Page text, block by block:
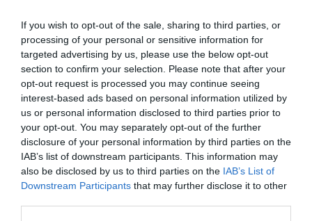
If you wish to opt-out of the sale, sharing to third parties, or
processing of your personal or sensitive information for
targeted advertising by us, please use the below opt-out
section to confirm your selection. Please note that after your
opt-out request is processed you may continue seeing
interest-based ads based on personal information utilized by
us or personal information disclosed to third parties prior to
your opt-out. You may separately opt-out of the further
disclosure of your personal information by third parties on the
IAB’s list of downstream participants. This information may
also be disclosed by us to third parties on the IAB’s List of
Downstream Participants that may further disclose it to other
Profesionales de Farmacéuticos de Castilla y León.
AñadirEl Farmacéutico como fuente preferida
de Google de forma gratuita
Mantente informado con las últimas noticias de actualidad.
ACTIVAR AHORA
Tags